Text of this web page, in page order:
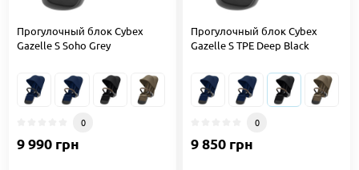
Прогулочный блок Cybex
Gazelle S Soho Grey
0
9 990 грн
Прогулочный блок Cybex
Gazelle S TPE Deep Black
0
9 850 грн